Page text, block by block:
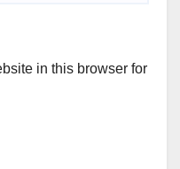
in this browser for